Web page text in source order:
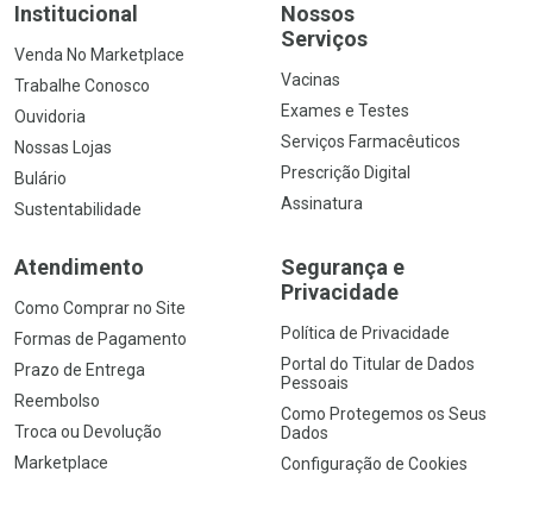
Institucional
Venda No Marketplace
Trabalhe Conosco
Ouvidoria
Nossas Lojas
Bulário
Sustentabilidade
Nossos
Serviços
Vacinas
Exames e Testes
Serviços Farmacêuticos
Prescrição Digital
Assinatura
Atendimento
Como Comprar no Site
Formas de Pagamento
Prazo de Entrega
Reembolso
Troca ou Devolução
Marketplace
Segurança e
Privacidade
Política de Privacidade
Portal do Titular de Dados
Pessoais
Como Protegemos os Seus
Dados
Configuração de Cookies